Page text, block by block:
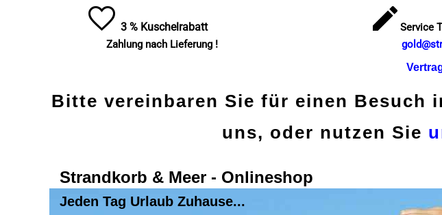
3 % Kuschelrabatt
Zahlung nach Lieferung !
Service
Bitte vereinbaren Sie für einen Besuch
uns, oder nutzen Sie
Strandkorb & Meer - Onlineshop
Jeden Tag Urlaub Zuhause...